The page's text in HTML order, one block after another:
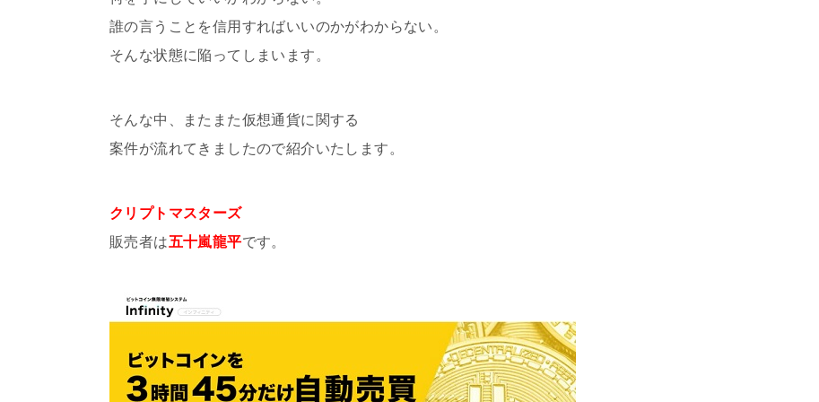
誰の言うことを信用すればいいのかがわからない。
そんな状態に陥ってしまいます。
そんな中、またまた仮想通貨に関する
案件が流れてきましたので紹介いたします。
クリプトマスターズ
販売者は五十嵐龍平です。